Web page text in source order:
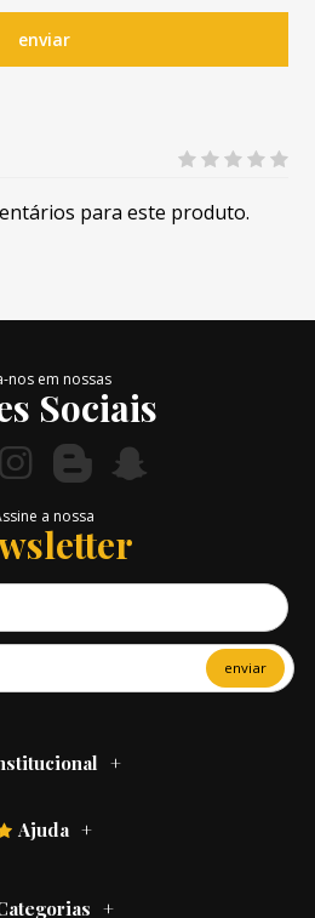
enviar
para este produto.
nos em nossas
Sociais
a nossa
enviar
Ajuda